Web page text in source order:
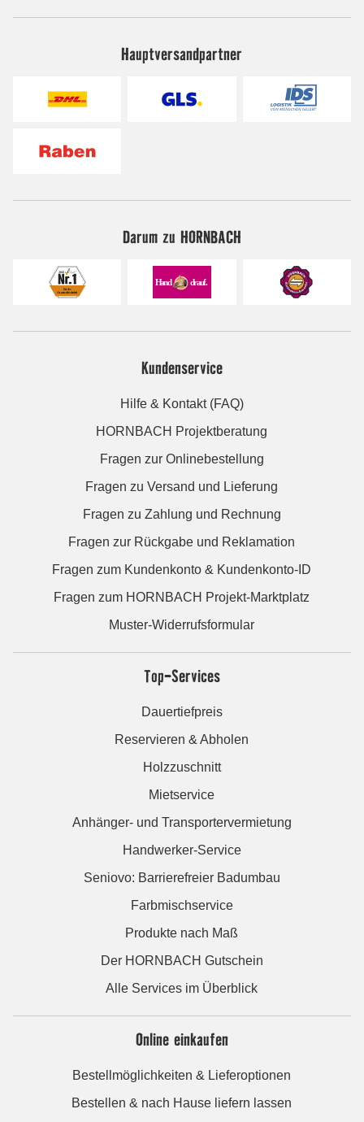
Hauptversandpartner
Darum zu HORNBACH
Kundenservice
Hilfe & Kontakt (FAQ)
HORNBACH Projektberatung
Fragen zur Onlinebestellung
Fragen zu Versand und Lieferung
Fragen zu Zahlung und Rechnung
Fragen zur Rückgabe und Reklamation
Fragen zum Kundenkonto & Kundenkonto-ID
Fragen zum HORNBACH Projekt-Marktplatz
Muster-Widerrufsformular
Top-Services
Dauertiefpreis
Reservieren & Abholen
Holzzuschnitt
Mietservice
Anhänger- und Transportervermietung
Handwerker-Service
Seniovo: Barrierefreier Badumbau
Farbmischservice
Produkte nach Maß
Der HORNBACH Gutschein
Alle Services im Überblick
Online einkaufen
Bestellmöglichkeiten & Lieferoptionen
Bestellen & nach Hause liefern lassen